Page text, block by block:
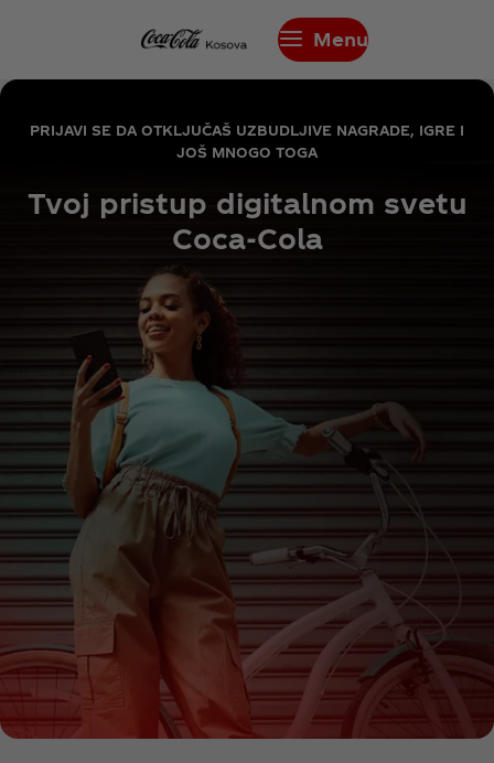
Menu
PRIJAVI SE DA OTKLJUČAŠ UZBUDLJIVE NAGRADE, IGRE I
JOŠ MNOGO TOGA
Tvoj pristup digitalnom svetu
Coca‑Cola